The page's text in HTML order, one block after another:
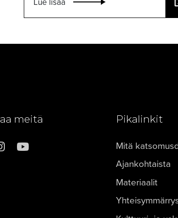
meitä Pikalinkit
Mitä
Ajankohtaista
Materiaalit